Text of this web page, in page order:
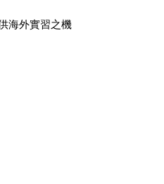
海外實習之機